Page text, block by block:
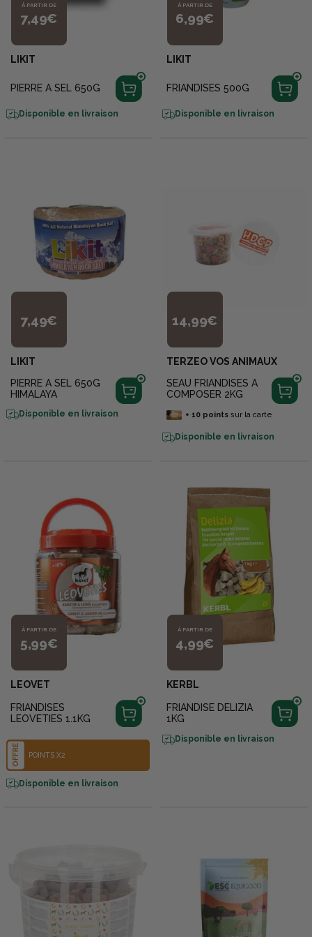
À PARTIR DE
7,49€
LIKIT
PIERRE A SEL 650G
Disponible en livraison
À PARTIR DE
6,99€
LIKIT
FRIANDISES 500G
Disponible en livraison
7,49€
LIKIT
PIERRE A SEL 650G
HIMALAYA
Disponible en livraison
14,99€
TERZEO VOS ANIMAUX
SEAU FRIANDISES A
COMPOSER 2KG
+ 10pointssur la carte
Disponible en livraison
À PARTIR DE
5,99€
LEOVET
FRIANDISES
LEOVETIES 1.1KG
OFFRE POINTS X2
Disponible en livraison
À PARTIR DE
4,99€
KERBL
FRIANDISE DELIZIA
1KG
Disponible en livraison